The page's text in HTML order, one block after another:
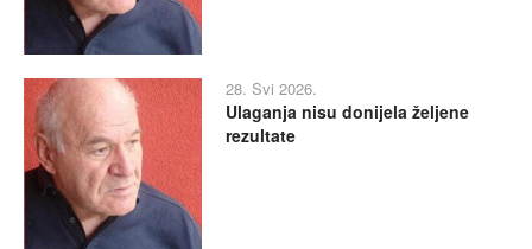
28. Svi 2026.
Ulaganja nisu donijela željene
rezultate